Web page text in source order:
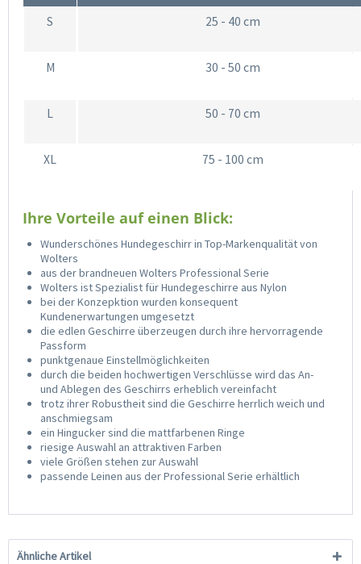
S 25 - 40 cm
M 30 - 50 cm
L 50 - 70 cm
XL 75 - 100 cm
Ihre Vorteile auf einen Blick:
Wunderschönes Hundegeschirr in Top-Markenqualität von
Wolters
aus der brandneuen Wolters Professional Serie
Wolters ist Spezialist für Hundegeschirre aus Nylon
bei der Konzepktion wurden konsequent
Kundenerwartungen umgesetzt
die edlen Geschirre überzeugen durch ihre hervorragende
Passform
punktgenaue Einstellmöglichkeiten
durch die beiden hochwertigen Verschlüsse wird das An-
und Ablegen des Geschirrs erheblich vereinfacht
trotz ihrer Robustheit sind die Geschirre herrlich weich und
anschmiegsam
ein Hingucker sind die mattfarbenen Ringe
riesige Auswahl an attraktiven Farben
viele Größen stehen zur Auswahl
passende Leinen aus der Professional Serie erhältlich
Ähnliche Artikel